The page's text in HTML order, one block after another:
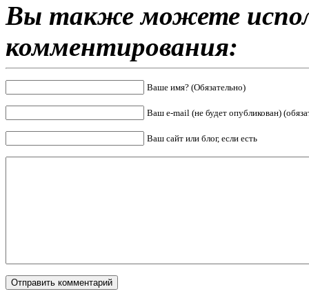
Вы также можете
комментирования:
Ваше имя? (Обязательно)
Ваш e-mail (не будет опубликован)
Ваш сайт или блог, если есть